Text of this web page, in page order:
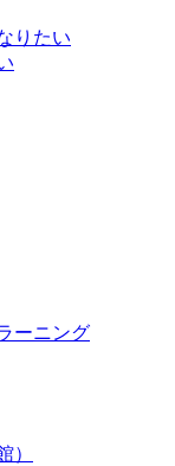
りたい
ーニング
）